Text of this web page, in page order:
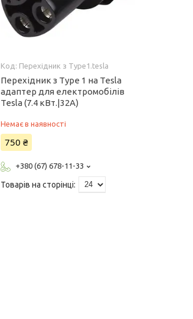
Перехідник з Type1.tesla
Перехідник з Type 1 на Tesla
адаптер для електромобілів
Tesla (7.4 кВт.|32А)
Немає в наявності
750 ₴
+380 (67) 678-11-33